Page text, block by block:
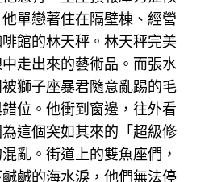
單戀著住在隔壁棟、經營
館的林天秤。林天秤完美
走出來的藝術品。而張水
獅子座暴君隨意亂踢的毛
位。他衝到窗邊，往外看
這個突如其來的「超級修
亂。街道上的雙魚座們，
鹹的海水淚，他們無法停